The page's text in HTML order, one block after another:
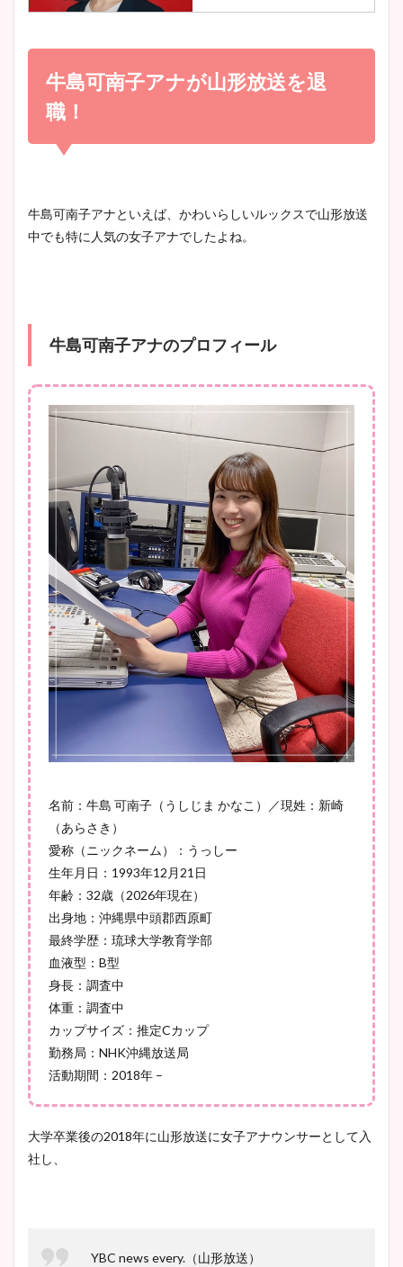
宇賀神メグアナのニット画像
池谷実悠アナのメガネ画像が
かわいい！カップや水着姿も
小室瑛莉子のカップ画像まと
め！足が美脚でニット衣装も
かわいい！
wikiプロフもチェック！
wikiプロフも！
安藤萌々アナのカップ画像や
ニット衣装まとめ！美足の筋
肉も凄い！
鈴木唯の太ってた時の体重が
ヤバすぎww原因や痩せたダ
イエット方は？昔と現在を画
像比較！
豊島実季アナのカップ画像ま
とめ！美脚や水着姿に年齢も
調査！
宇賀神メグアナのニット画像
まとめ！足も美脚でカップも
池谷実悠アナのメガネ画像が
かわいい！カップや水着姿も
牛島可南子アナが山形放送を退
職！
牛島可南子アナといえば、かわいらしいルックスで山形放送
中でも特に人気の女子アナでしたよね。
牛島可南子アナのプロフィール
名前：牛島 可南子（うしじま かなこ）／現姓：新崎
（あらさき）
愛称（ニックネーム）：うっしー
生年月日：1993年12月21日
年齢：32歳（2026年現在）
出身地：沖縄県中頭郡西原町
最終学歴：琉球大学教育学部
血液型：B型
身長：調査中
体重：調査中
カップサイズ：推定Cカップ
勤務局：NHK沖縄放送局
活動期間：2018年 –
大学卒業後の2018年に山形放送に女子アナウンサーとして入
社し、
YBC news every.（山形放送）